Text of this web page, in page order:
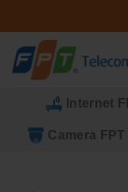
qua
dung
Internet
Camera FPT